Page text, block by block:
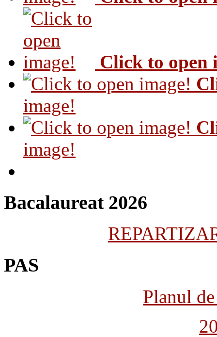
Click to open
image!
image!
Bacalaureat 2026
PAS
Planul